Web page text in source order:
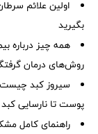
بگیرید
همه چیز درباره
روش‌های درمان
سیروز کبد چیست؟
پوست تا نارسایی کبد
راهنمای کامل